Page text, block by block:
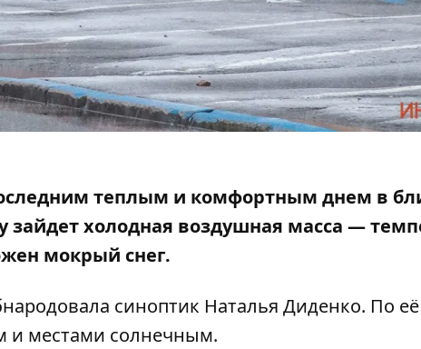
теплым и комфортным днем ​​в
зайдет холодная воздушная масса —
мокрый снег.
синоптик Наталья Диденко. По
и местами солнечным.